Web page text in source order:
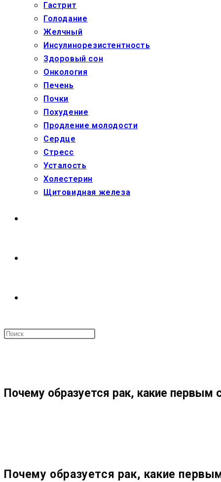
Гастрит
Голодание
Желчный
Инсулинорезистентность
Здоровый сон
Онкология
Печень
Почки
Похудение
Продление молодости
Сердце
Стресс
Усталость
Холестерин
Щитовидная железа
ПОИСК
Почему образуется рак, какие
Почему образуется рак, какие